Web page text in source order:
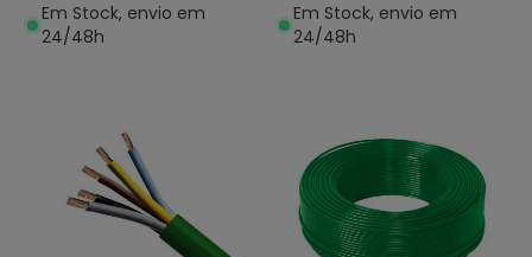
Em Stock, envio em
24/48h
Em Stock, envio em
24/48h